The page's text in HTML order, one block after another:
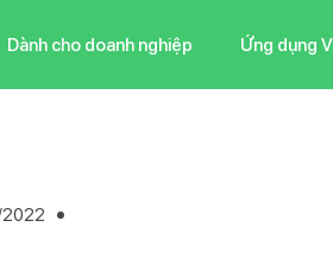
Dành cho doanh nghiệp Ứng dụng